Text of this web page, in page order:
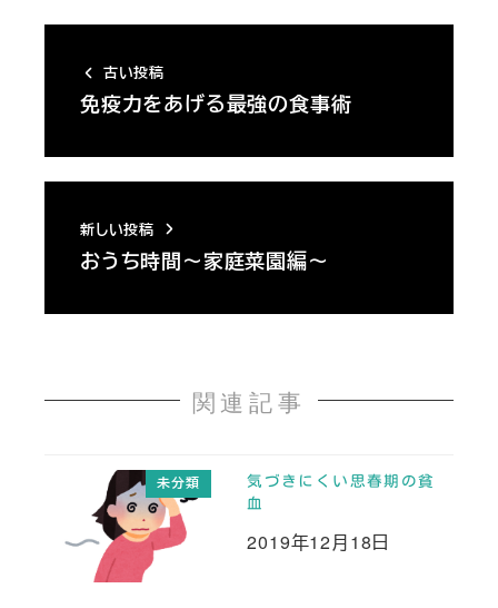
古い投稿
免疫力をあげる最強の食事術
新しい投稿
おうち時間～家庭菜園編～
関連記事
未分類
気づきにくい思春期の貧
血
投稿日
2019年12月18日